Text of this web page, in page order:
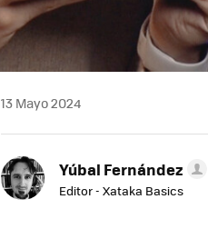
13 Mayo 2024
Yúbal Fernández
Editor - Xataka Basics